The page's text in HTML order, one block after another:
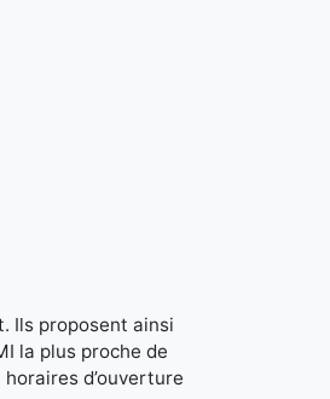
Ils proposent ainsi
la plus proche de
d’ouverture